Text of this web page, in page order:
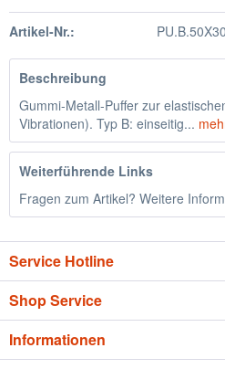
Artikel-Nr.:
Beschreibung
Gummi-Metall-Puffer zur
Vibrationen). Typ B: einseitig...
Weiterführende Links
Fragen zum Artikel? Weitere
Service Hotline
Shop Service
Informationen